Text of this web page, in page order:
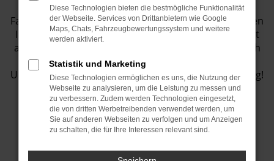
Entdecken Sie eine Vielzahl von top
Fahrzeugangeboten in unserem Showroom! Wir bieten
Ihnen eine große Auswahl an Fahrzeugen, die perfekt
auf Ihre Bedürfnisse abgestimmt sind. Lassen Sie sich
inspirieren und finden Sie Ihr Traumauto bei uns.
Unser Team steht Ihnen jederzeit gerne zur Verfügung!
Fehler: Network Error
Beim Laden ist ein Fehler aufgetreten.
Diese Technologien bieten die bestmögliche Funktionalität
der Webseite. Services von Drittanbietern wie Google
Maps, Chats, Fahrzeugbewertungssystem und weitere
werden aktiviert.
Statistik und Marketing
Diese Technologien ermöglichen es uns, die Nutzung der
Webseite zu analysieren, um die Leistung zu messen und
zu verbessern. Zudem werden Technologien eingesetzt,
die von dritten Werbetreibenden verwendet werden, um
Sie auf anderen Webseiten zu verfolgen und um Anzeigen
zu schalten, die für Ihre Interessen relevant sind.